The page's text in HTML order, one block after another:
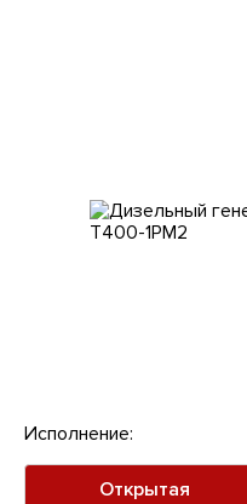
Исполнение:
Открытая